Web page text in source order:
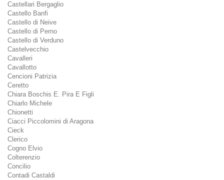
Castellari Bergaglio
Castello Banfi
Castello di Neive
Castello di Perno
Castello di Verduno
Castelvecchio
Cavalleri
Cavallotto
Cencioni Patrizia
Ceretto
Chiara Boschis E. Pira E Figli
Chiarlo Michele
Chionetti
Ciacci Piccolomini di Aragona
Cieck
Clerico
Cogno Elvio
Colterenzio
Concilio
Contadi Castaldi